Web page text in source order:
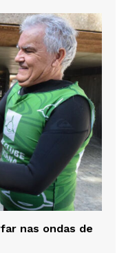
nas ondas de